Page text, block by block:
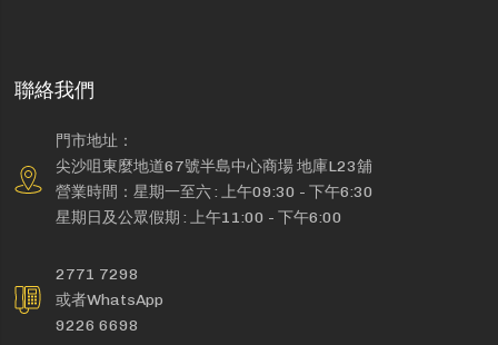
聯絡我們
門市地址：
尖沙咀東麼地道67號半島中心商場 地庫L23舖
營業時間：星期一至六 : 上午09:30 - 下午6:30
星期日及公眾假期 : 上午11:00 - 下午6:00
2771 7298
或者WhatsApp
9226 6698